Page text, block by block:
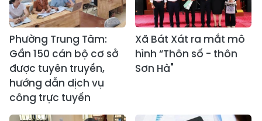
Phường Trung Tâm:
Gần 150 cán bộ cơ sở
được tuyên truyền,
hướng dẫn dịch vụ
công trực tuyến
Xã Bát Xát ra mắt mô
hình “Thôn số - thôn
Sơn Hà"